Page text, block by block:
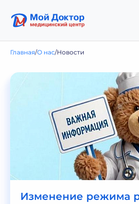
Главная О нас Новости
Изменение режима